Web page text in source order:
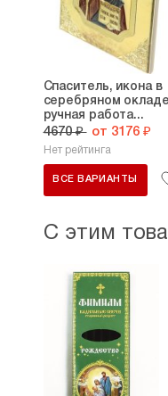
Спаситель, икона в
серебряном
ручная работа...
4670 ₽ от 3176 ₽
Нет рейтинга
ВСЕ ВАРИАНТЫ
С этим